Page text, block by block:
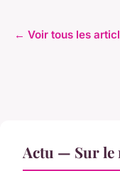
← Voir tous les
Actu — Sur le